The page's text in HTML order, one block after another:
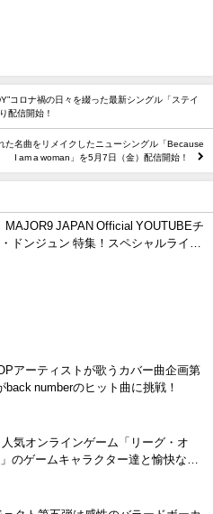
コロナ禍の日々を綴った最新シングル「ステイ
配信開始！
た名曲をリメイクしたニューシングル「Because
I am a woman」を5月7日（金）配信開始！
MAJOR9 JAPAN Official YOUTUBEチ
ドンジュン 特集！スペシャルライブ
アーティストが歌うカバー曲企画第
back numberのヒット曲に挑戦！
気オンラインゲーム「リーグ・オ
のゲームキャラクター達と愉快なダ